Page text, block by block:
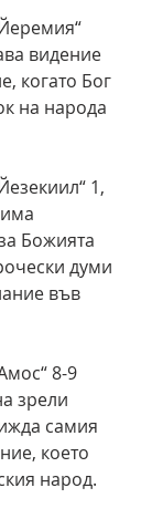
видение
когато Бог
на народа
1,
Божията
думи
във
8-9
зрели
самия
което
народ.